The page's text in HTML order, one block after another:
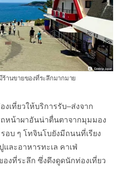
านขายของที่ระลึกมากมาย
เที่ยวให้บริการรับ–ส่งจาก
หน้าผาอันน่าตื่นตาจากมุมมอง
อบ ๆ โทจินโบยังมีถนนที่เรียง
ละอาหารทะเล คาเฟ่
งที่ระลึก ซึ่งดึงดูดนักท่องเที่ยว